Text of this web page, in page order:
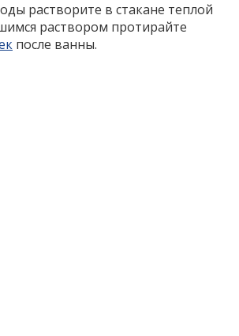
растворите в стакане теплой
раствором протирайте
после ванны.